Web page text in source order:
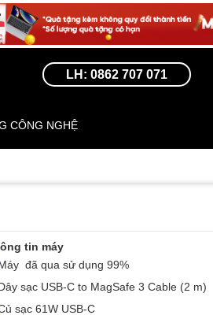
LH: 0862 707 071
CÔNG NGHỆ
tin máy
đã qua sử dụng 99%
sạc USB-C to MagSafe 3 Cable (2 m)
sạc 61W USB-C